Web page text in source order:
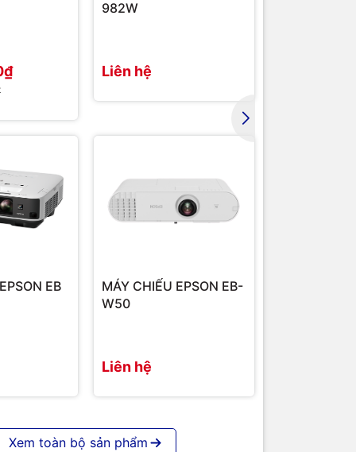
982W
Liên hệ
EB
MÁY CHIẾU EPSON EB-
W50
Liên hệ
Xem toàn bộ sản phẩm